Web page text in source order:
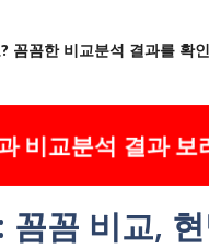
꼼꼼한 비교분석 결과를 확
비교분석 결과 보
꼼 비교,